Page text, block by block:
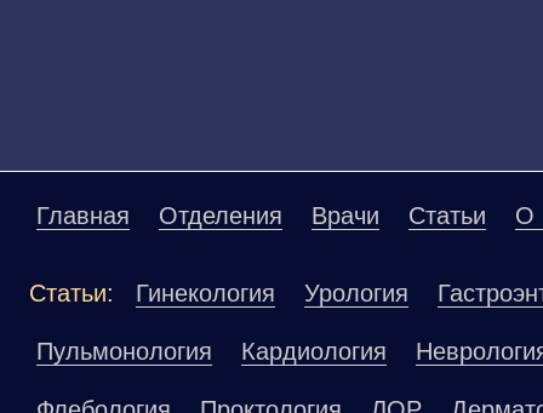
Главная Отделения Врачи Статьи О
Статьи: Гинекология Урология
Пульмонология Кардиология